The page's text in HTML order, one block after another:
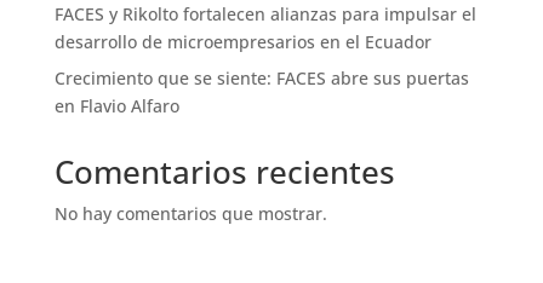
FACES y Rikolto fortalecen alianzas para impulsar el
desarrollo de microempresarios en el Ecuador
Crecimiento que se siente: FACES abre sus puertas
en Flavio Alfaro
Comentarios recientes
No hay comentarios que mostrar.